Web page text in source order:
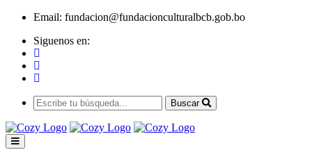
Email: fundacion@fundacionculturalbcb.gob.bo
Siguenos en:
Buscar